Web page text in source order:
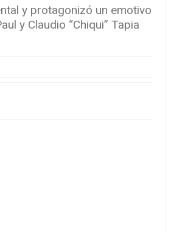
y protagonizó un emotivo
y Claudio “Chiqui” Tapia